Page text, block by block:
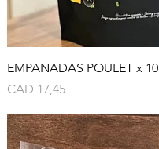
EMPANADAS POULET x
Precio
CAD 17,45